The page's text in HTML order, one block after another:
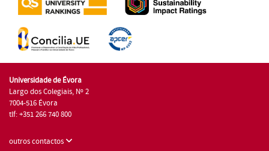
Universidade de Évora
Largo dos Colegiais, Nº 2
7004-516 Évora
tlf: +351 266 740 800
outros contactos